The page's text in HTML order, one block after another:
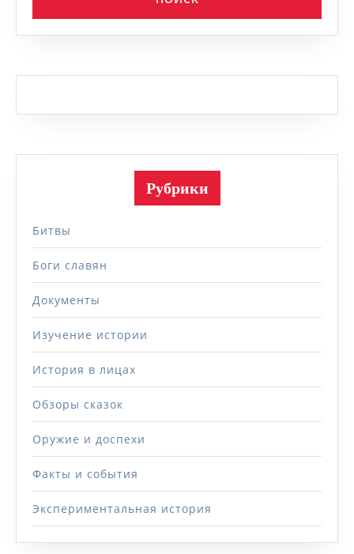
Рубрики
Битвы
Боги славян
Документы
Изучение истории
История в лицах
Обзоры сказок
Оружие и доспехи
Факты и события
Экспериментальная история